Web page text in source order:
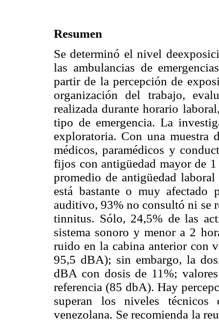
Resumen
Se determinó el nivel
las ambulancias de
partir de la percepción de
organización del trabajo,
realizada durante horario
tipo de emergencia. La
exploratoria. Con una muestra
médicos, paramédicos y
fijos con antigüedad mayor de
promedio de antigüedad
está bastante o muy
auditivo, 93% no consultó ni se
tinnitus. Sólo, 24,5% de las
sistema sonoro y menor a 2
ruido en la cabina anterior con
95,5 dBA); sin embargo, la
dBA con dosis de 11%;
referencia (85 dbA). Hay
superan los niveles
venezolana. Se recomienda la